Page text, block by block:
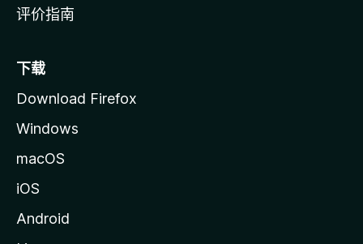
评价指南
下载
Download Firefox
Windows
macOS
iOS
Android